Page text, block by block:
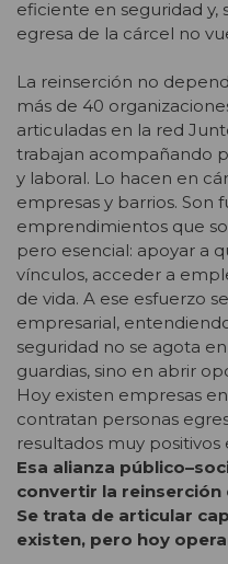
eficiente en seguridad
egresa de la cárcel no
La reinserción no
más de 40
articuladas en la red
trabajan acompañando
y laboral. Lo hacen en
empresas y barrios. Son
emprendimientos que
pero esencial: apoyar a
vínculos, acceder a
de vida. A ese esfuerzo
empresarial,
seguridad no se agota
guardias, sino en abrir
Hoy existen empresas
contratan personas
resultados muy
Esa alianza
convertir la reinserción
Se trata de articular
existen, pero hoy